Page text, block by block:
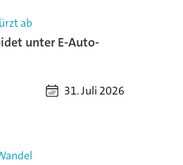
ab
unter E-Auto-
31. Juli 2026